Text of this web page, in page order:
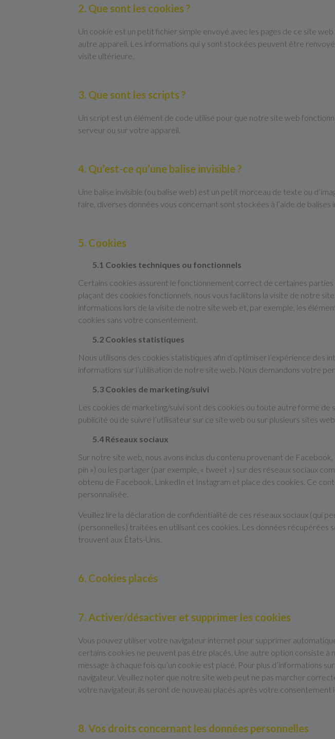
2. Que sont les cookies ?
Un cookie est un petit fichier simple envoyé avec les pages de ce site
autre appareil. Les informations qui y sont stockées peuvent être
visite ultérieure.
3. Que sont les scripts ?
Un script est un élément de code utilisé pour que notre site web
serveur ou sur votre appareil.
4. Qu’est-ce qu’une balise invisible ?
Une balise invisible (ou balise web) est un petit morceau de texte ou
faire, diverses données vous concernant sont stockées à l’aide de balises
5. Cookies
5.1 Cookies techniques ou fonctionnels
Certains cookies assurent le fonctionnement correct de certaines
plaçant des cookies fonctionnels, nous vous facilitons la visite de notre
informations lors de la visite de notre site web et, par exemple, les
cookies sans votre consentement.
5.2 Cookies statistiques
Nous utilisons des cookies statistiques afin d’optimiser l’expérience
informations sur l’utilisation de notre site web. Nous demandons votre
5.3 Cookies de marketing/suivi
Les cookies de marketing/suivi sont des cookies ou toute autre forme de
publicité ou de suivre l’utilisateur sur ce site web ou sur plusieurs sites
5.4 Réseaux sociaux
Sur notre site web, nous avons inclus du contenu provenant de
pin ») ou les partager (par exemple, « tweet ») sur des réseaux sociaux
obtenu de Facebook, LinkedIn et Instagram et place des cookies. Ce
personnalisée.
Veuillez lire la déclaration de confidentialité de ces réseaux sociaux (qui
(personnelles) traitées en utilisant ces cookies. Les données
trouvent aux États-Unis.
6. Cookies placés
7. Activer/désactiver et supprimer les cookies
Vous pouvez utiliser votre navigateur internet pour supprimer
certains cookies ne peuvent pas être placés. Une autre option consiste
message à chaque fois qu’un cookie est placé. Pour plus d’informations
navigateur. Veuillez noter que notre site web peut ne pas marcher
votre navigateur, ils seront de nouveau placés après votre
8. Vos droits concernant les données personnelles